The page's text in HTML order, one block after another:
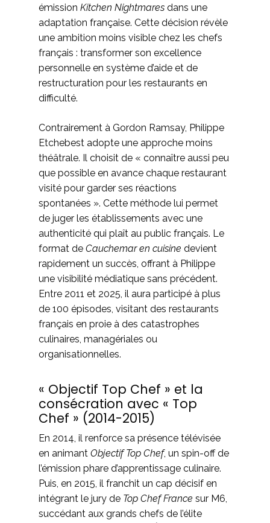
émission Kitchen Nightmares dans une
adaptation française. Cette décision révèle
une ambition moins visible chez les chefs
français : transformer son excellence
personnelle en système d’aide et de
restructuration pour les restaurants en
difficulté.
Contrairement à Gordon Ramsay, Philippe
Etchebest adopte une approche moins
théâtrale. Il choisit de « connaître aussi peu
que possible en avance chaque restaurant
visité pour garder ses réactions
spontanées ». Cette méthode lui permet
de juger les établissements avec une
authenticité qui plaît au public français. Le
format de Cauchemar en cuisine devient
rapidement un succès, offrant à Philippe
une visibilité médiatique sans précédent.
Entre 2011 et 2025, il aura participé à plus
de 100 épisodes, visitant des restaurants
français en proie à des catastrophes
culinaires, managériales ou
organisationnelles.
« Objectif Top Chef » et la
consécration avec « Top
Chef » (2014-2015)
En 2014, il renforce sa présence télévisée
en animant Objectif Top Chef, un spin-off de
l’émission phare d’apprentissage culinaire.
Puis, en 2015, il franchit un cap décisif en
intégrant le jury de Top Chef France sur M6,
succédant aux grands chefs de l’élite